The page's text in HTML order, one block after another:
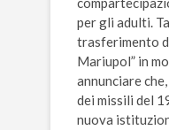
per gli adulti.
trasferimento
Mariupol” in
annunciare
dei missili del
nuova